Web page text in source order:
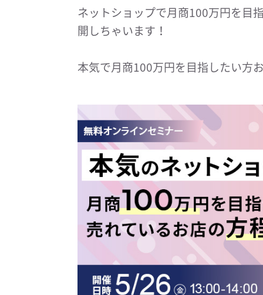
ネットショップで月商100万円を目
開しちゃいます！
本気で月商100万円を目指したい方